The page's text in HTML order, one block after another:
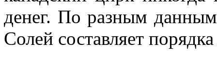
денег. По разным
Солей составляет